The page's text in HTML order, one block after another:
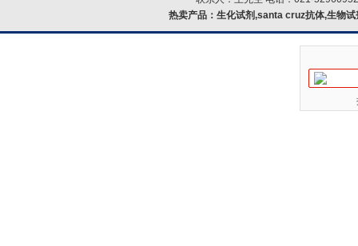
热卖产品： 生化试剂,santa cruz抗体,生物